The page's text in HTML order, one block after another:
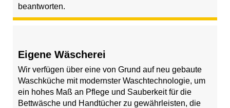
beantworten.
Eigene Wäscherei
Wir verfügen über eine von Grund auf neu gebaute
Waschküche mit modernster Waschtechnologie, um
ein hohes Maß an Pflege und Sauberkeit für die
Bettwäsche und Handtücher zu gewährleisten, die